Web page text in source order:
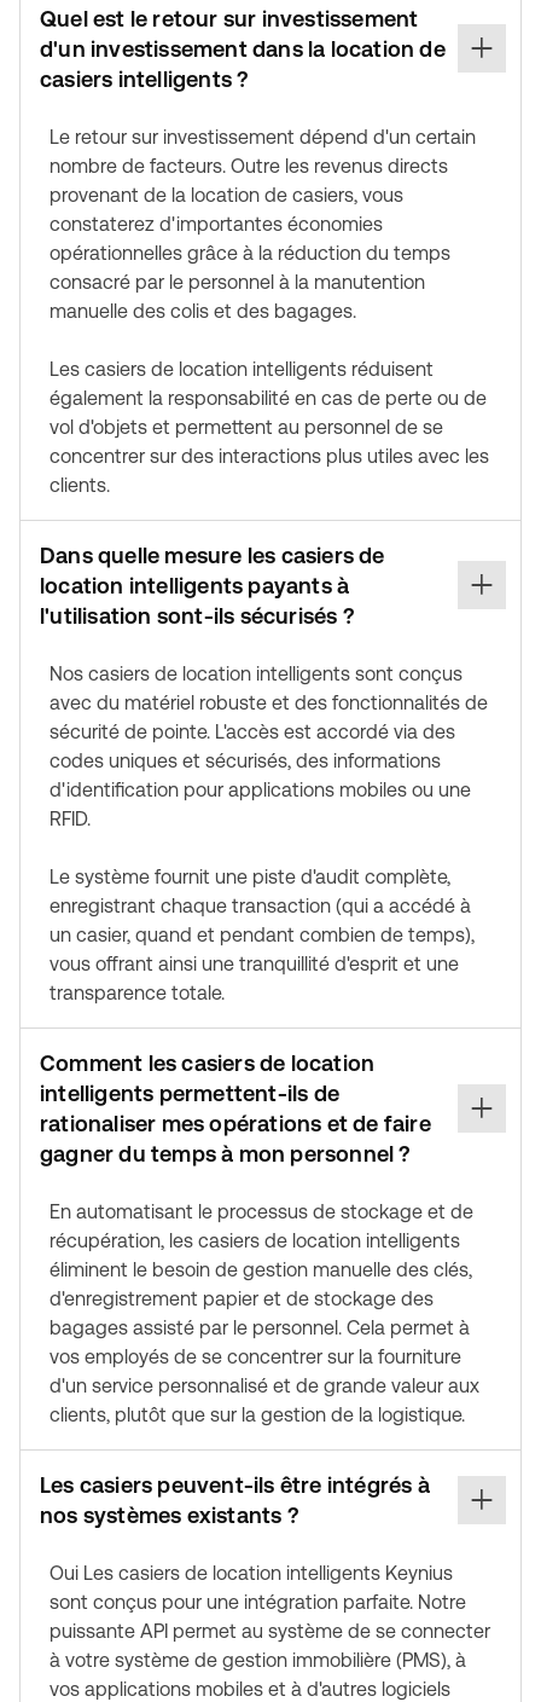
Quel est le retour sur investissement
d'un investissement dans la location de
casiers intelligents ?
Le retour sur investissement dépend d'un certain
nombre de facteurs. Outre les revenus directs
provenant de la location de casiers, vous
constaterez d'importantes économies
opérationnelles grâce à la réduction du temps
consacré par le personnel à la manutention
manuelle des colis et des bagages.
Les casiers de location intelligents réduisent
également la responsabilité en cas de perte ou de
vol d'objets et permettent au personnel de se
concentrer sur des interactions plus utiles avec les
clients.
Dans quelle mesure les casiers de
location intelligents payants à
l'utilisation sont-ils sécurisés ?
Nos casiers de location intelligents sont conçus
avec du matériel robuste et des fonctionnalités de
sécurité de pointe. L'accès est accordé via des
codes uniques et sécurisés, des informations
d'identification pour applications mobiles ou une
RFID.
Le système fournit une piste d'audit complète,
enregistrant chaque transaction (qui a accédé à
un casier, quand et pendant combien de temps),
vous offrant ainsi une tranquillité d'esprit et une
transparence totale.
Comment les casiers de location
intelligents permettent-ils de
rationaliser mes opérations et de faire
gagner du temps à mon personnel ?
En automatisant le processus de stockage et de
récupération, les casiers de location intelligents
éliminent le besoin de gestion manuelle des clés,
d'enregistrement papier et de stockage des
bagages assisté par le personnel. Cela permet à
vos employés de se concentrer sur la fourniture
d'un service personnalisé et de grande valeur aux
clients, plutôt que sur la gestion de la logistique.
Les casiers peuvent-ils être intégrés à
nos systèmes existants ?
Oui Les casiers de location intelligents Keynius
sont conçus pour une intégration parfaite. Notre
puissante API permet au système de se connecter
à votre système de gestion immobilière (PMS), à
vos applications mobiles et à d'autres logiciels